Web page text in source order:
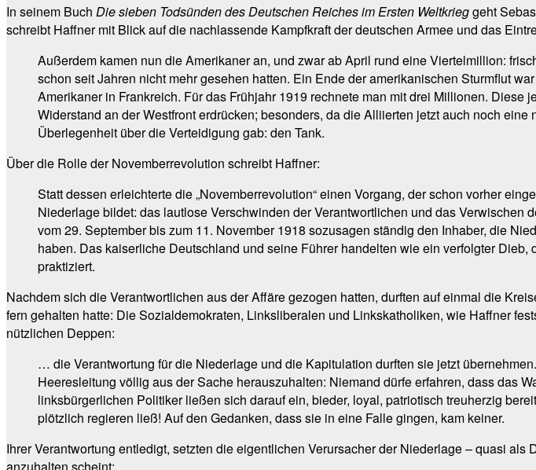
In seinem Buch Die sieben Todsünden des Deutschen Reiches im Ersten Weltkrieggeht
schreibt Haffner mit Blick auf die nachlassende Kampfkraft der deutschen Armee und das
Außerdem kamen nun die Amerikaner an, und zwar ab April rund eine Viertelmillion:
schon seit Jahren nicht mehr gesehen hatten. Ein Ende der amerikanischen Sturmflut
Amerikaner in Frankreich. Für das Frühjahr 1919 rechnete man mit drei Millionen.
Widerstand an der Westfront erdrücken; besonders, da die Alliierten jetzt auch noch
Überlegenheit über die Verteidigung gab: den Tank.
Über die Rolle der Novemberrevolution schreibt Haffner:
Statt dessen erleichterte die „Novemberrevolution“ einen Vorgang, der schon vorher
Niederlage bildet: das lautlose Verschwinden der Verantwortlichen und das
vom 29. September bis zum 11. November 1918 sozusagen ständig den Inhaber, die
haben. Das kaiserliche Deutschland und seine Führer handelten wie ein verfolgter
praktiziert.
Nachdem sich die Verantwortlichen aus der Affäre gezogen hatten, durften auf einmal die
fern gehalten hatte: Die Sozialdemokraten, Linksliberalen und Linkskatholiken, wie Haffner
nützlichen Deppen:
… die Verantwortung für die Niederlage und die Kapitulation durften sie jetzt
Heeresleitung völlig aus der Sache herauszuhalten: Niemand dürfe erfahren, dass das
linksbürgerlichen Politiker ließen sich darauf ein, bieder, loyal, patriotisch treuherzig
plötzlich regieren ließ! Auf den Gedanken, dass sie in eine Falle gingen, kam keiner.
Ihrer Verantwortung entledigt, setzten die eigentlichen Verursacher der Niederlage – quasi
anzuhalten scheint: